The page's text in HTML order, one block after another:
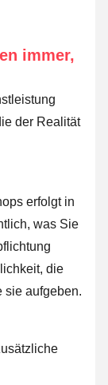
immer,
der Realität
erfolgt in
was Sie
die
sie aufgeben.